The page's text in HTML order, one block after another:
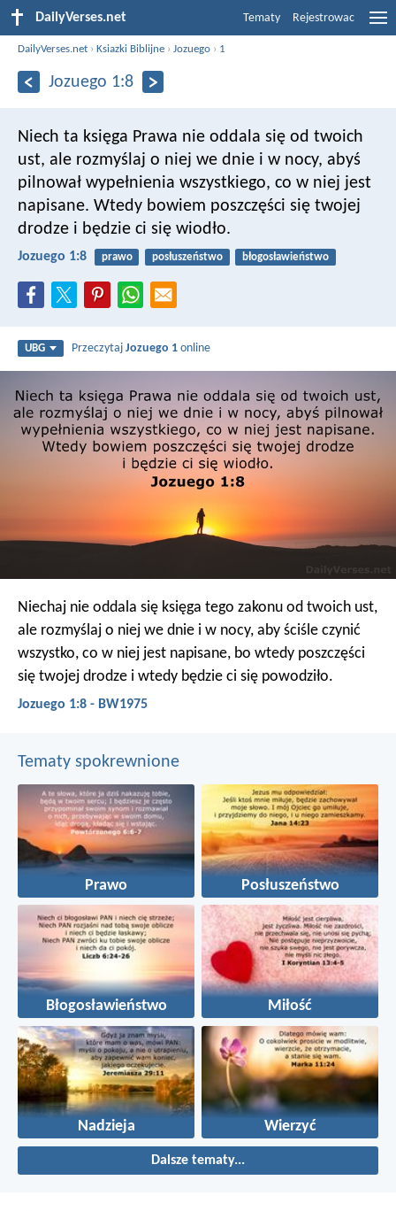
DailyVerses.net Tematy Rejestrowac
DailyVerses.net ›Ksiazki Biblijne ›Jozuego › 1
Jozuego 1:8
Niech ta księga Prawa nie oddala się od twoich
ust, ale rozmyślaj o niej we dnie i w nocy, abyś
pilnował wypełnienia wszystkiego, co w niej jest
napisane. Wtedy bowiem poszczęści się twojej
drodze i będzie ci się wiodło.
Jozuego 1:8 prawo posłuszeństwo błogosławieństwo
UBG PrzeczytajJozuego 1 online
Niechaj nie oddala się księga tego zakonu od twoich ust,
ale rozmyślaj o niej we dnie i w nocy, aby ściśle czynić
wszystko, co w niej jest napisane, bo wtedy poszczęści
się twojej drodze i wtedy będzie ci się powodziło.
Jozuego 1:8 - BW1975
Tematy spokrewnione
Prawo Posłuszeństwo
Błogosławieństwo Miłość
Nadzieja Wierzyć
Dalsze tematy...